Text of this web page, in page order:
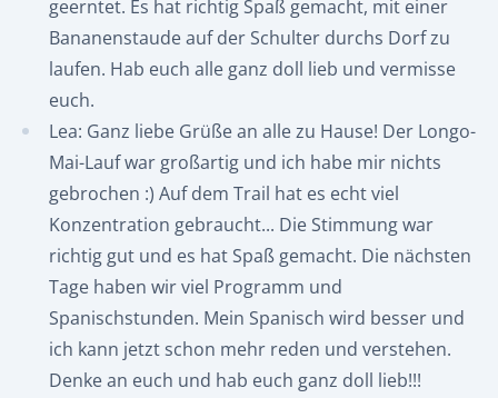
geerntet. Es hat richtig Spaß gemacht, mit einer
Bananenstaude auf der Schulter durchs Dorf zu
laufen. Hab euch alle ganz doll lieb und vermisse
euch.
Lea: Ganz liebe Grüße an alle zu Hause! Der Longo-
Mai-Lauf war großartig und ich habe mir nichts
gebrochen :) Auf dem Trail hat es echt viel
Konzentration gebraucht... Die Stimmung war
richtig gut und es hat Spaß gemacht. Die nächsten
Tage haben wir viel Programm und
Spanischstunden. Mein Spanisch wird besser und
ich kann jetzt schon mehr reden und verstehen.
Denke an euch und hab euch ganz doll lieb!!!